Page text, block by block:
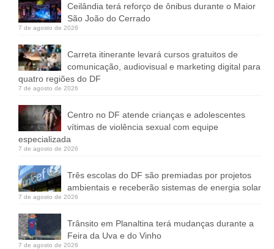
Ceilândia terá reforço de ônibus durante o Maior
São João do Cerrado
7 de agosto de 2026
Carreta itinerante levará cursos gratuitos de
comunicação, audiovisual e marketing digital para
quatro regiões do DF
7 de agosto de 2026
Centro no DF atende crianças e adolescentes
vítimas de violência sexual com equipe
especializada
7 de agosto de 2026
Três escolas do DF são premiadas por projetos
ambientais e receberão sistemas de energia solar
7 de agosto de 2026
Trânsito em Planaltina terá mudanças durante a
Feira da Uva e do Vinho
7 de agosto de 2026